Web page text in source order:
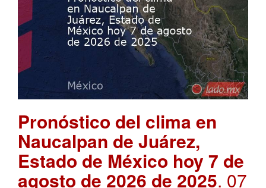
Pronóstico del clima en
Naucalpan de Juárez,
Estado de México hoy 7 de
agosto de 2026 de 2025. 07